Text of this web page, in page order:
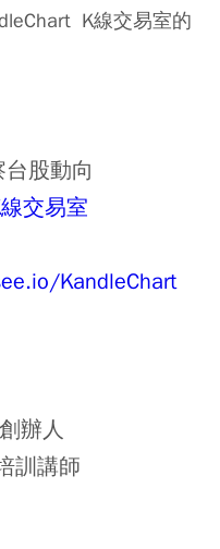
K線交易室的
股動向
交易室
KandleChart
辦人
訓講師